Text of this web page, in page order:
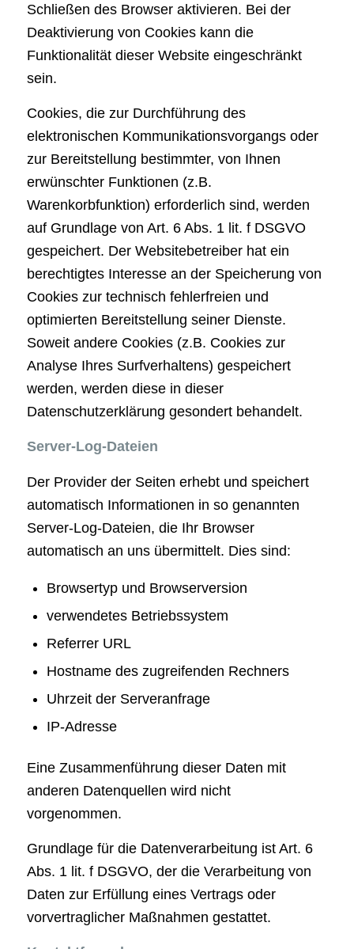
Schließen des Browser aktivieren. Bei der
Deaktivierung von Cookies kann die
Funktionalität dieser Website eingeschränkt
sein.
Cookies, die zur Durchführung des
elektronischen Kommunikationsvorgangs oder
zur Bereitstellung bestimmter, von Ihnen
erwünschter Funktionen (z.B.
Warenkorbfunktion) erforderlich sind, werden
auf Grundlage von Art. 6 Abs. 1 lit. f DSGVO
gespeichert. Der Websitebetreiber hat ein
berechtigtes Interesse an der Speicherung von
Cookies zur technisch fehlerfreien und
optimierten Bereitstellung seiner Dienste.
Soweit andere Cookies (z.B. Cookies zur
Analyse Ihres Surfverhaltens) gespeichert
werden, werden diese in dieser
Datenschutzerklärung gesondert behandelt.
Server-Log-Dateien
Der Provider der Seiten erhebt und speichert
automatisch Informationen in so genannten
Server-Log-Dateien, die Ihr Browser
automatisch an uns übermittelt. Dies sind:
Browsertyp und Browserversion
verwendetes Betriebssystem
Referrer URL
Hostname des zugreifenden Rechners
Uhrzeit der Serveranfrage
IP-Adresse
Eine Zusammenführung dieser Daten mit
anderen Datenquellen wird nicht
vorgenommen.
Grundlage für die Datenverarbeitung ist Art. 6
Abs. 1 lit. f DSGVO, der die Verarbeitung von
Daten zur Erfüllung eines Vertrags oder
vorvertraglicher Maßnahmen gestattet.